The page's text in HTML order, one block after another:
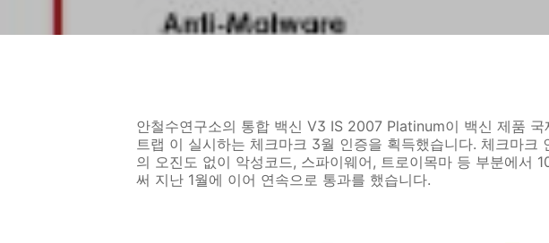
안철수연구소의 통합 백신 V3 IS 2007 Platinum이 백신 제품
트랩 이 실시하는 체크마크 3월 인증을 획득했습니다. 체크마크
의 오진도 없이 악성코드, 스파이웨어, 트로이목마 등 부분에서
써 지난 1월에 이어 연속으로 통과를 했습니다.